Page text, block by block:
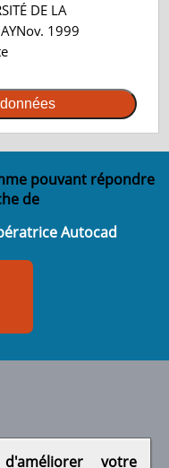
DE LA
1999
pouvant répondre
de
Autocad
votre